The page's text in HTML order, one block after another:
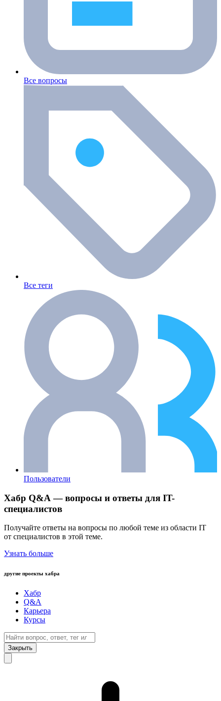
Все вопросы
Все теги
Пользователи
Хабр Q&A — вопросы и ответы для IT-
специалистов
Получайте ответы на вопросы по любой теме из области IT
от специалистов в этой теме.
Узнать больше
другие проекты хабра
Хабр
Q&A
Карьера
Курсы
Закрыть